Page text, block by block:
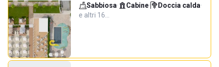
Sabbiosa· Cabine· Doccia calda·
e altri 16…